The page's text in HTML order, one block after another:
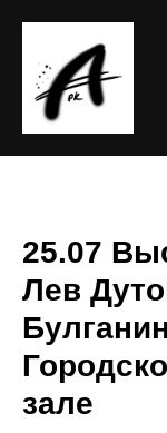
25.07
Лев
зале